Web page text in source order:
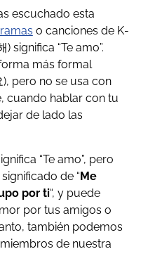
escuchado esta
o canciones de K-
) significa “Te amo”.
más formal
), pero no se usa con
cuando hablar con tu
de lado las
“Te amo”, pero
de “Me
por ti“, y puede
por tus amigos o
también podemos
de nuestra